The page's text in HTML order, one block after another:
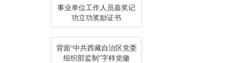
事业单位工作人员嘉奖记
功立功奖励证书
背面“中共西藏自治区党委
组织部监制”字样党徽